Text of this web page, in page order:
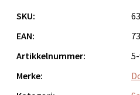
• Kapasitet på 25 cl
• Enkel å håndtere
• Stilrent og praktisk design
SKU:
EAN:
Artikkelnummer:
Merke:
Åpent i dag 10-18
0 i butikk